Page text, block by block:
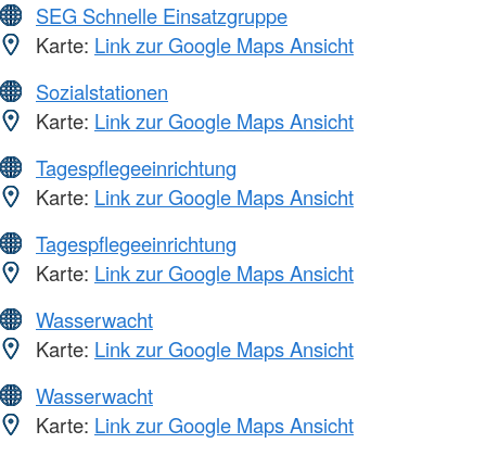
SEG Schnelle Einsatzgruppe
Karte: Link zur Google Maps Ansicht
Sozialstationen
Karte: Link zur Google Maps Ansicht
Tagespflegeeinrichtung
Karte: Link zur Google Maps Ansicht
Tagespflegeeinrichtung
Karte: Link zur Google Maps Ansicht
Wasserwacht
Karte: Link zur Google Maps Ansicht
Wasserwacht
Karte: Link zur Google Maps Ansicht